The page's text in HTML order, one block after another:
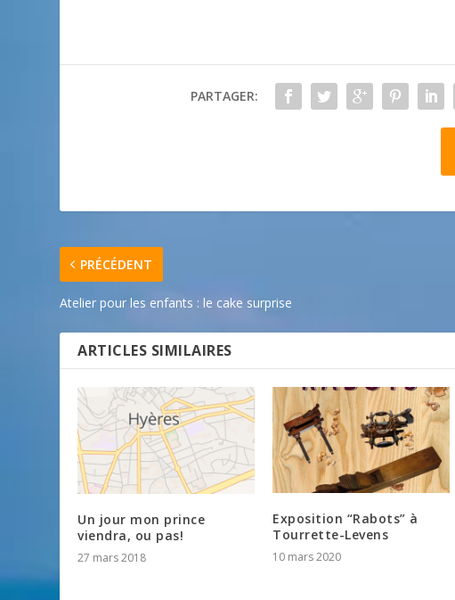
PARTAGER:
PRÉCÉDENT
Atelier pour les enfants : le cake surprise
ARTICLES SIMILAIRES
Un jour mon prince
viendra, ou pas!
27 mars 2018
Exposition “Rabots” à
Tourrette-Levens
10 mars 2020